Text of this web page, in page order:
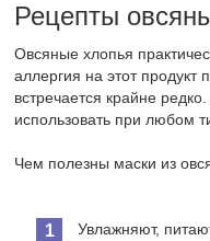
Рецепты
Овсяные хлопья
аллергия на этот
встречается крайне
использовать при любом
Чем полезны маски из
Увлажняют,